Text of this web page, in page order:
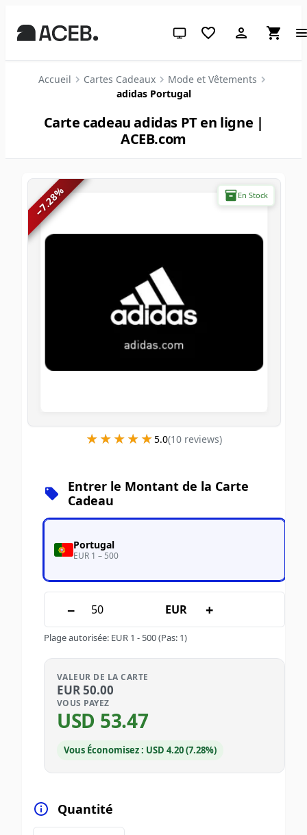
Thème système (cliquez pour
Accueil Cartes Cadeaux
Mode et Vêtements
adidas Portugal
Carte cadeau adidas PT en ligne |
ACEB.com
En Stock
−
7.28
%
★★★★★
★★★★★5.0(10reviews)
Entrer le Montant de la Carte
Cadeau
Portugal
EUR 1 – 500
− EUR +
Plage autorisée: EUR 1 - 500(Pas: 1)
VALEUR DE LA CARTE
EUR50.00
VOUS PAYEZ
USD 53.47
Vous Économisez : USD 4.20 (7.28%)
Quantité